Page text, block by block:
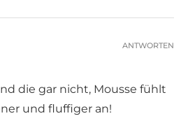
die gar nicht, Mousse fühlt
und fluffiger an!
ANTWORTEN